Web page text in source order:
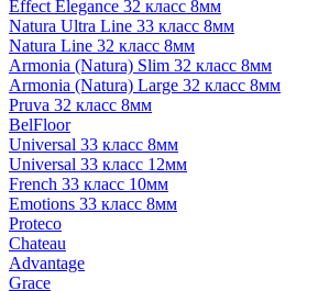
Effect Elegance 32 класс 8мм
Natura Ultra Line 33 класс 8мм
Natura Line 32 класс 8мм
Armonia (Natura) Slim 32 класс 8мм
Armonia (Natura) Large 32 класс 8мм
Pruva 32 класс 8мм
BelFloor
Universal 33 класс 8мм
Universal 33 класс 12мм
French 33 класс 10мм
Emotions 33 класс 8мм
Proteco
Chateau
Advantage
Grace